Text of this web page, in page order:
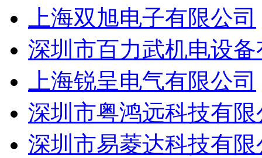
上海双旭电子有限公司
深圳市百力武机电设
上海锐呈电气有限公司
深圳市粤鸿远科技有
深圳市易菱达科技有限